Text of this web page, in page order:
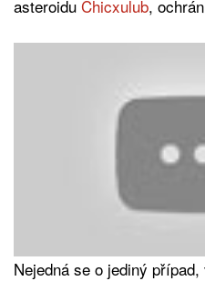
asteroidu Chicxulub,
Nejedná se o jediný